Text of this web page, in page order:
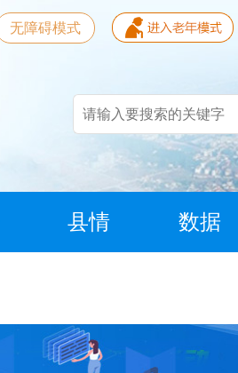
无障碍模式
县情 数据